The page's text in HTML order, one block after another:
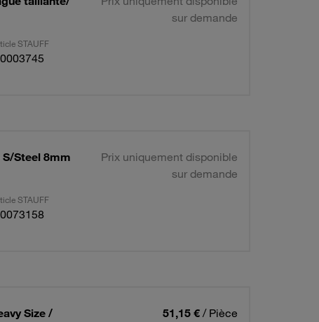
sur demande
STAUFF
S/Steel 8mm
Prix uniquement disponible
sur demande
STAUFF
Size /
51,15 € / Pièce